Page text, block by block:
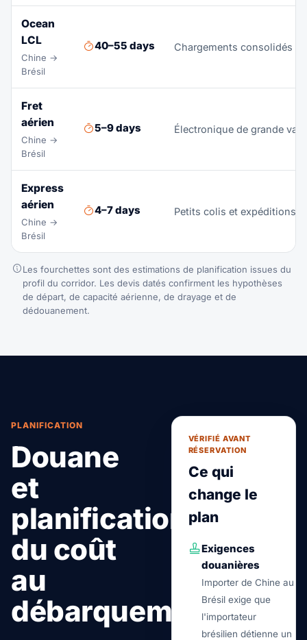
Ocean
LCL
Chine →
Brésil
40–55 days Chargements consolidés
Fret
aérien
Chine →
Brésil
5–9 days Électronique de grande
Express
aérien
Chine →
Brésil
4–7 days Petits colis et expéditions
Les fourchettes sont des estimations de planification issues du
profil du corridor. Les devis datés confirment les hypothèses
de départ, de capacité aérienne, de drayage et de
dédouanement.
PLANIFICATION
Douane
et
planification
du coût
au
débarquement.
VÉRIFIÉ AVANT
RÉSERVATION
Ce qui
change le
plan
Exigences
douanières
Importer de Chine au
Brésil exige que
l'importateur
brésilien détienne un